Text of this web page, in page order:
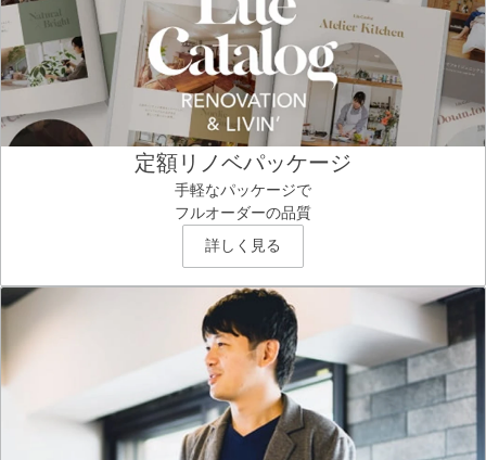
定額リノベパッケージ
手軽なパッケージで
フルオーダーの品質
詳しく見る